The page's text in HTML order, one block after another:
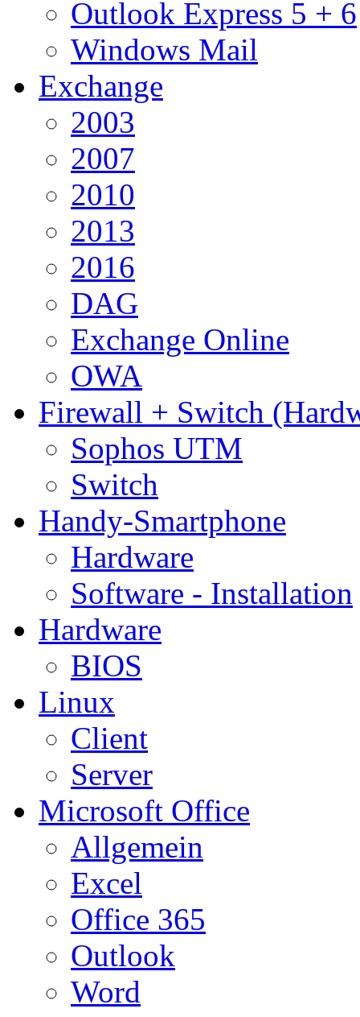
Outlook Express 5 + 6
Windows Mail
Exchange
2003
2007
2010
2013
2016
DAG
Exchange Online
OWA
Firewall + Switch
Sophos UTM
Switch
Handy-Smartphone
Hardware
Software - Installation
Hardware
BIOS
Linux
Client
Server
Microsoft Office
Allgemein
Excel
Office 365
Outlook
Word